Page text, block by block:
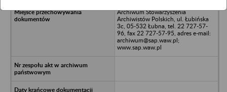
Archiwum Stowarzyszenia
Archiwistów Polskich, ul. Łubińska
3c, 05-532 Łubna, tel. 22 727-57-
96, fax 22 727-57-95, adres e-mail:
archiwum@sap.waw.pl;
www.sap.waw.pl